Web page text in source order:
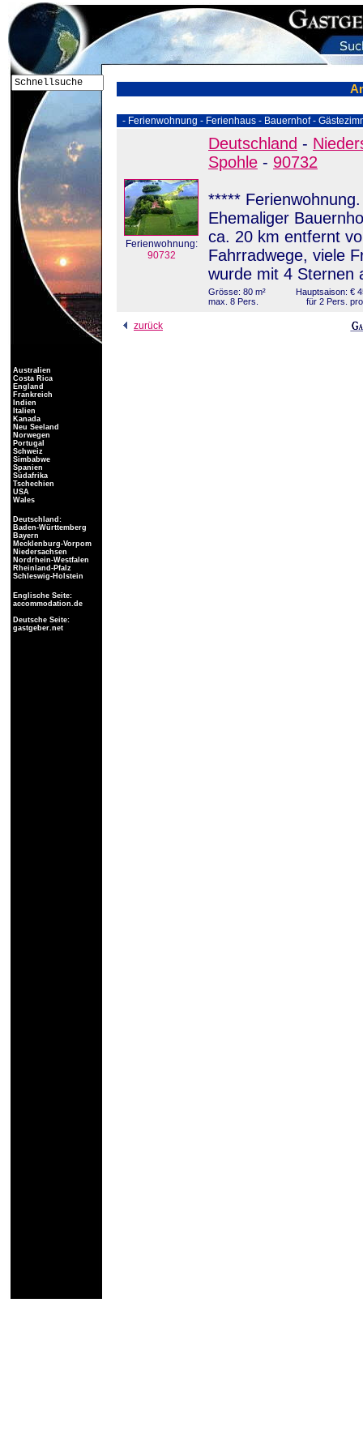
- Ferienwohnung - Ferienhaus - Bauernhof -
Ferienwohnung:
90732
Deutschland -
Spohle - 90732
*****
Ehemaliger
ca. 20 km entfernt
Fahrradwege, viele
wurde mit 4 Sternen
Grösse: 80 m²
max. 8 Pers.
Hauptsaison: €
für 2 Pers.
zurück
Australien
Costa Rica
England
Frankreich
Indien
Italien
Kanada
Neu Seeland
Norwegen
Portugal
Schweiz
Simbabwe
Spanien
Südafrika
Tschechien
USA
Wales
Deutschland:
Baden-Württemberg
Bayern
Mecklenburg-Vorpom
Niedersachsen
Nordrhein-Westfalen
Rheinland-Pfalz
Schleswig-Holstein
Englische Seite:
accommodation.de
Deutsche Seite:
gastgeber.net